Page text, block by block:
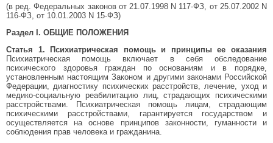
(в ред. Федеральных законов от 21.07.1998 N 117-ФЗ, от 25.07.2002 N
116-ФЗ, от 10.01.2003 N 15-ФЗ)
Раздел I. ОБЩИЕ ПОЛОЖЕНИЯ
Статья 1. Психиатрическая помощь и принципы ее оказания
Психиатрическая помощь включает в себя обследование
психического здоровья граждан по основаниям и в порядке,
установленным настоящим Законом и другими законами Российской
Федерации, диагностику психических расстройств, лечение, уход и
медико-социальную реабилитацию лиц, страдающих психическими
расстройствами. Психиатрическая помощь лицам, страдающим
психическими расстройствами, гарантируется государством и
осуществляется на основе принципов законности, гуманности и
соблюдения прав человека и гражданина.